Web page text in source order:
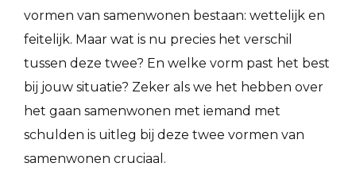
vormen van samenwonen bestaan: wettelijk en
feitelijk. Maar wat is nu precies het verschil
tussen deze twee? En welke vorm past het best
bij jouw situatie? Zeker als we het hebben over
het gaan samenwonen met iemand met
schulden is uitleg bij deze twee vormen van
samenwonen cruciaal.